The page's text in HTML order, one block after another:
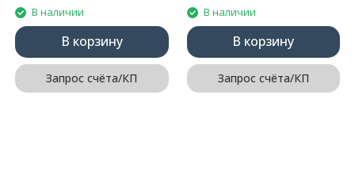
В наличии
В корзину
Запрос счёта/КП
В наличии
В корзину
Запрос счёта/КП